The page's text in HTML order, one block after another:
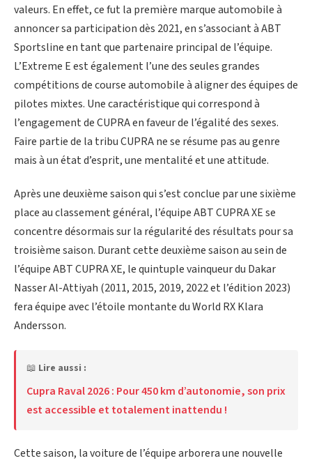
valeurs. En effet, ce fut la première marque automobile à
annoncer sa participation dès 2021, en s’associant à ABT
Sportsline en tant que partenaire principal de l’équipe.
L’Extreme E est également l’une des seules grandes
compétitions de course automobile à aligner des équipes de
pilotes mixtes. Une caractéristique qui correspond à
l’engagement de CUPRA en faveur de l’égalité des sexes.
Faire partie de la tribu CUPRA ne se résume pas au genre
mais à un état d’esprit, une mentalité et une attitude.
Après une deuxième saison qui s’est conclue par une sixième
place au classement général, l’équipe ABT CUPRA XE se
concentre désormais sur la régularité des résultats pour sa
troisième saison. Durant cette deuxième saison au sein de
l’équipe ABT CUPRA XE, le quintuple vainqueur du Dakar
Nasser Al-Attiyah (2011, 2015, 2019, 2022 et l’édition 2023)
fera équipe avec l’étoile montante du World RX Klara
Andersson.
📖 Lire aussi :
Cupra Raval 2026 : Pour 450 km d’autonomie, son prix
est accessible et totalement inattendu !
Cette saison, la voiture de l’équipe arborera une nouvelle